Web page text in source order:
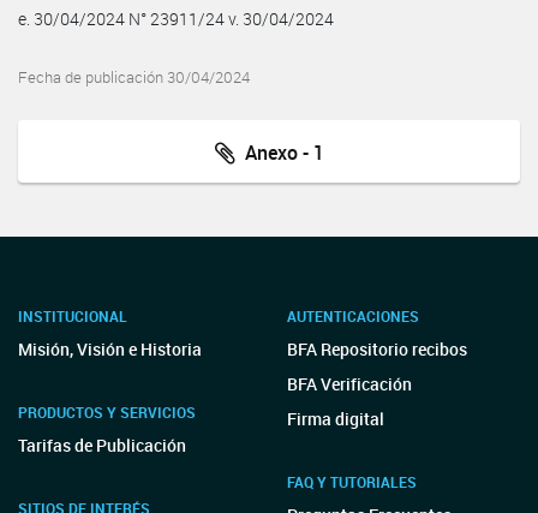
e. 30/04/2024 N° 23911/24 v. 30/04/2024
Fecha de publicación 30/04/2024
Anexo - 1
INSTITUCIONAL
Misión, Visión e Historia
PRODUCTOS Y SERVICIOS
Tarifas de Publicación
SITIOS DE INTERÉS
AUTENTICACIONES
BFA Repositorio recibos
BFA Verificación
Firma digital
FAQ Y TUTORIALES